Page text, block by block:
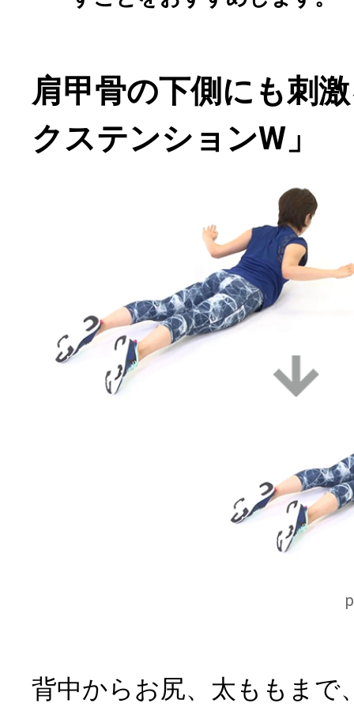
肩甲骨の下側にも刺
クステンションW」
背中からお尻、太ももまで